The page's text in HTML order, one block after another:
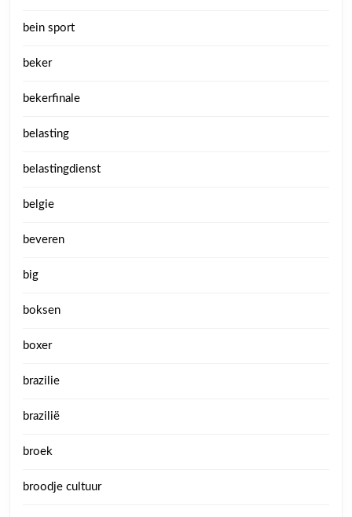
bein sport
beker
bekerfinale
belasting
belastingdienst
belgie
beveren
big
boksen
boxer
brazilie
brazilië
broek
broodje cultuur